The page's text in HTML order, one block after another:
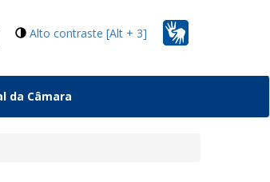
Alto contraste [Alt + 3]
da Câmara